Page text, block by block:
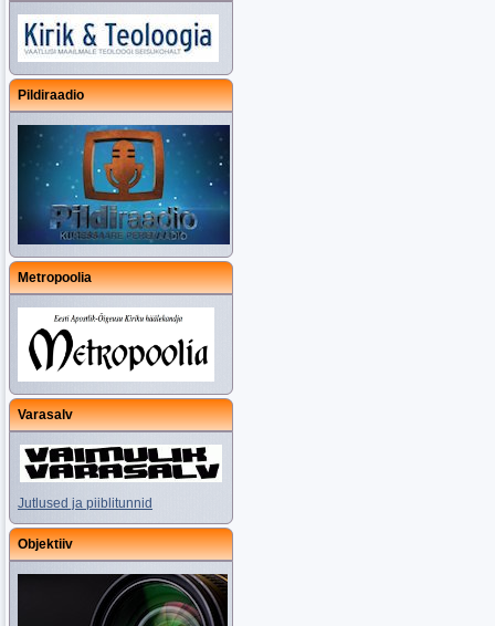
Pildiraadio
Metropoolia
Varasalv
Jutlused ja piiblitunnid
Objektiiv